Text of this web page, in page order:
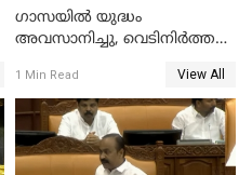
ഗാസയില്‍ യുദ്ധം
അവസാനിച്ചു, വെടിനിര്‍ത്തല്‍
1 Min Read View All